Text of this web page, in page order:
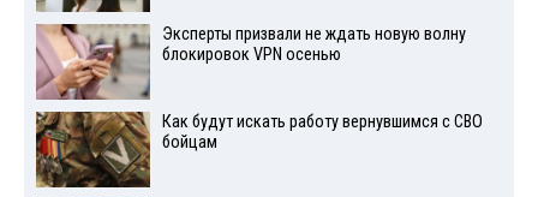
Эксперты призвали не ждать новую волну
блокировок VPN осенью
Как будут искать работу вернувшимся с СВО
бойцам